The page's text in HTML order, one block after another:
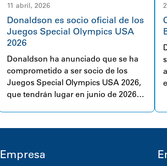
11 abril, 2026
Donaldson es socio oficial de los
Juegos Special Olympics USA
2026
Donaldson ha anunciado que se ha
comprometido a ser socio de los
Juegos Special Olympics USA 2026,
que tendrán lugar en junio de 2026
Empresa